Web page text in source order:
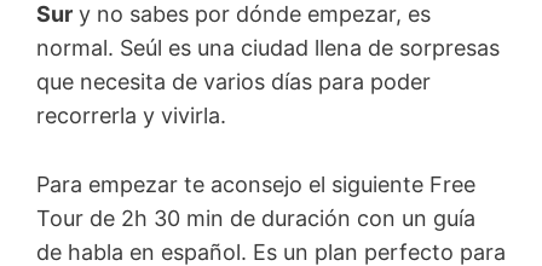
Sur y no sabes por dónde empezar, es
normal. Seúl es una ciudad llena de sorpresas
que necesita de varios días para poder
recorrerla y vivirla.
Para empezar te aconsejo el siguiente Free
Tour de 2h 30 min de duración con un guía
de habla en español. Es un plan perfecto para